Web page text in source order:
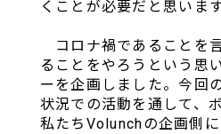
くことが必要だと思います
コロナ禍であることを
ることをやろうという思
ーを企画しました。今回
状況での活動を通して、
私たちVolunchの企画側